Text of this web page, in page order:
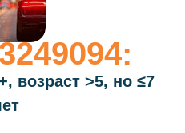
возраст >5, но ≤7